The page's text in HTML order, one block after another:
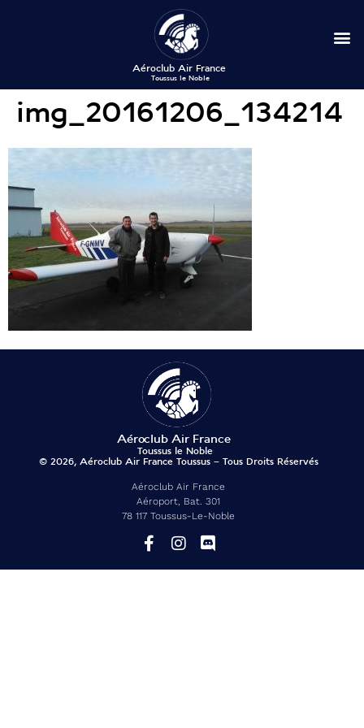
img_20161206_134214
© 2026, Aéroclub Air France Toussus – Tous Droits Réservés
Aéroclub Air France
Aéroport, Bat. 301
78 117 Toussus-Le-Noble